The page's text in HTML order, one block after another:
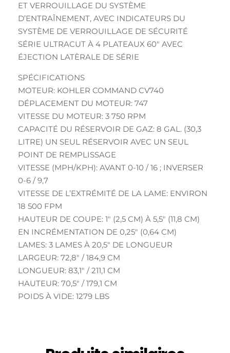
ET VERROUILLAGE DU SYSTÈME
D’ENTRAÎNEMENT, AVEC INDICATEURS DU
SYSTÈME DE VERROUILLAGE DE SÉCURITÉ
SÉRIE ULTRACUT À 4 PLATEAUX 60″ AVEC
ÉJECTION LATÈRALE DE SÉRIE
SPÉCIFICATIONS
MOTEUR: KOHLER COMMAND CV740
DÉPLACEMENT DU MOTEUR: 747
VITESSE DU MOTEUR: 3 750 RPM
CAPACITÉ DU RÉSERVOIR DE GAZ: 8 GAL. (30,3
LITRE) UN SEUL RÉSERVOIR AVEC UN SEUL
POINT DE REMPLISSAGE
VITESSE (MPH/KPH): AVANT 0-10 / 16 ; INVERSER
0-6 / 9,7
VITESSE DE L’EXTRÉMITÉ DE LA LAME: ENVIRON
18 500 FPM
HAUTEUR DE COUPE: 1″ (2,5 CM) À 5,5″ (11,8 CM)
EN INCRÉMENTATION DE 0,25″ (0,64 CM)
LAMES: 3 LAMES À 20,5″ DE LONGUEUR
LARGEUR: 72,8″ / 184,9 CM
LONGUEUR: 83,1″ / 211,1 CM
HAUTEUR: 70,5″ / 179,1 CM
POIDS À VIDE: 1279 LBS